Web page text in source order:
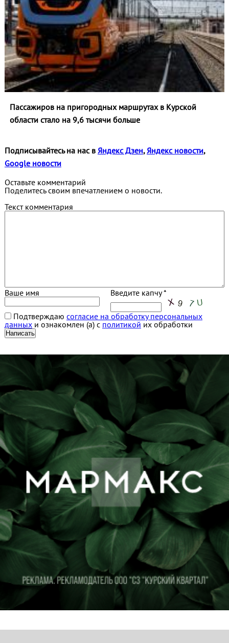
Пассажиров на пригородных маршрутах в Курской
области стало на 9,6 тысячи больше
Подписывайтесь на нас в Яндекс Дзен,Яндекс новости,
Google новости
Оставьте комментарий
Поделитесь своим впечатлением о новости.
Текст комментария
Ваше имя Введите капчу *
Подтверждаю согласие на обработку персональных
данныхи ознакомлен (а) с политикой их обработки